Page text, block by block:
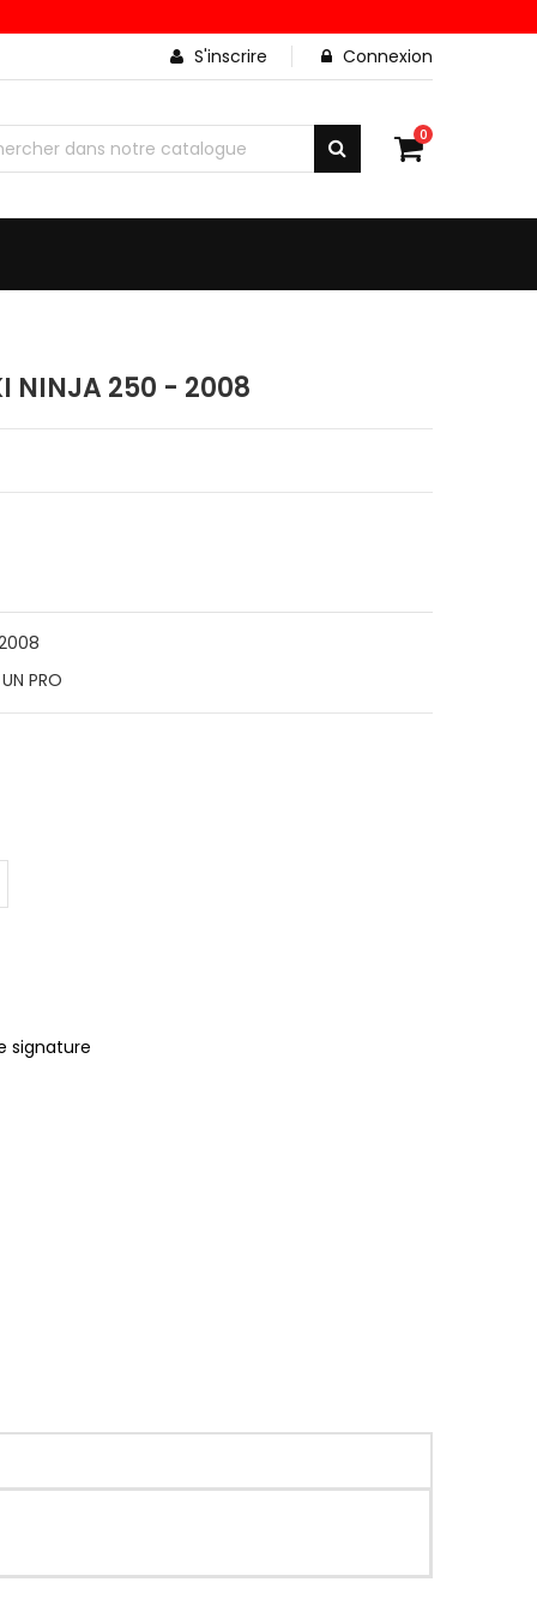
S'inscrire
Connexion
0
NINJA 250 - 2008
PRO
signature